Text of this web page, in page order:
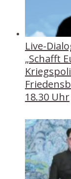
Live-
„Schafft
18.30 Uhr